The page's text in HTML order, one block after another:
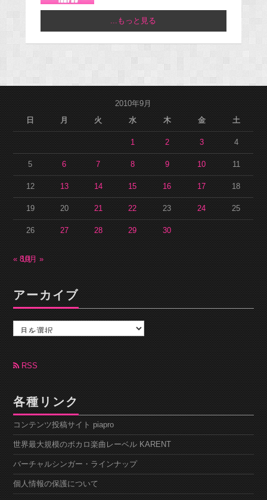
...もっと見る
2010年9月
日
月 火 水 木 金 土
1 2 3 4
5 6 7 8 9 10 11
12 13 14 15 16 17 18
19 20 21 22 23 24 25
26 27 28 29 30
« 8月
10月 »
アーカイブ
カ
ブ RSS
各種リンク
コンテンツ投稿サイト piapro
世界最大規模のボカロ楽曲レーベル KARENT
バーチャルシンガー・ラインナップ
個人情報の保護について